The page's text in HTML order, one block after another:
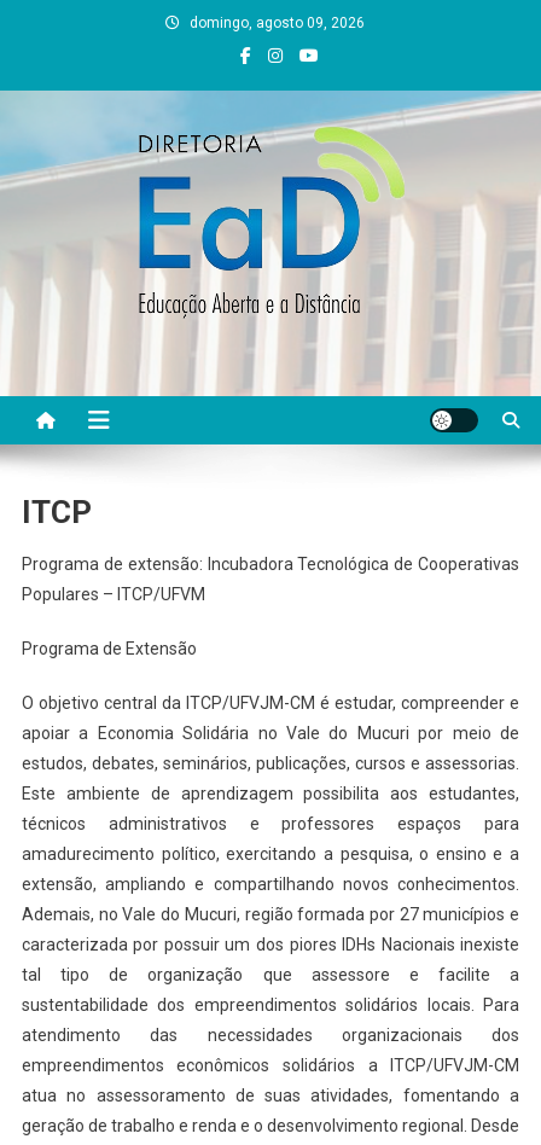
domingo, agosto 09, 2026
DEAD UFVJM
ITCP
Programa de extensão: Incubadora Tecnológica de Cooperativas
Populares – ITCP/UFVM
Programa de Extensão
O objetivo central da ITCP/UFVJM-CM é estudar, compreender e
apoiar a Economia Solidária no Vale do Mucuri por meio de
estudos, debates, seminários, publicações, cursos e assessorias.
Este ambiente de aprendizagem possibilita aos estudantes,
técnicos administrativos e professores espaços para
amadurecimento político, exercitando a pesquisa, o ensino e a
extensão, ampliando e compartilhando novos conhecimentos.
Ademais, no Vale do Mucuri, região formada por 27 municípios e
caracterizada por possuir um dos piores IDHs Nacionais inexiste
tal tipo de organização que assessore e facilite a
sustentabilidade dos empreendimentos solidários locais. Para
atendimento das necessidades organizacionais dos
empreendimentos econômicos solidários a ITCP/UFVJM-CM
atua no assessoramento de suas atividades, fomentando a
geração de trabalho e renda e o desenvolvimento regional. Desde